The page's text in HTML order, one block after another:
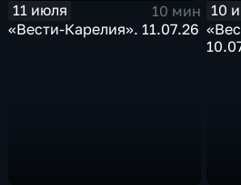
11 июля
10 мин
«Вести-Карелия». 11.07.26
10